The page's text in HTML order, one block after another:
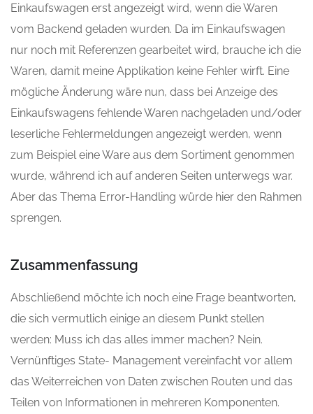
Einkaufswagen erst angezeigt wird, wenn die Waren
vom Backend geladen wurden. Da im Einkaufswagen
nur noch mit Referenzen gearbeitet wird, brauche ich die
Waren, damit meine Applikation keine Fehler wirft. Eine
mögliche Änderung wäre nun, dass bei Anzeige des
Einkaufswagens fehlende Waren nachgeladen und/oder
leserliche Fehlermeldungen angezeigt werden, wenn
zum Beispiel eine Ware aus dem Sortiment genommen
wurde, während ich auf anderen Seiten unterwegs war.
Aber das Thema Error-Handling würde hier den Rahmen
sprengen.
Zusammenfassung
Abschließend möchte ich noch eine Frage beantworten,
die sich vermutlich einige an diesem Punkt stellen
werden: Muss ich das alles immer machen? Nein.
Vernünftiges State- Management vereinfacht vor allem
das Weiterreichen von Daten zwischen Routen und das
Teilen von Informationen in mehreren Komponenten.